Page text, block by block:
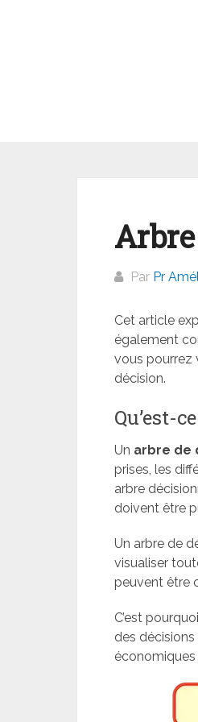
Par Pr
Cet article
également
vous pourrez
décision.
Qu’est-
Un arbre de
prises, les
arbre
doivent être
Un arbre de
visualiser
peuvent être
C’est
des